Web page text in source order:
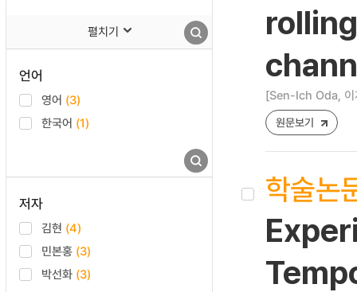
펼치기
언어
영어 (3)
한국어 (1)
저자
김현 (4)
민본홍 (3)
박선화 (3)
[Sen-Ich Oda, 이
원문보기
학술논